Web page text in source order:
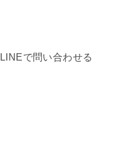
LINEで問い合わせる